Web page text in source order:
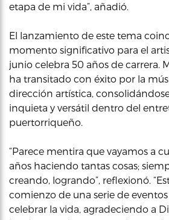
etapa de mi vida”, añadió.
El lanzamiento de este tema
momento significativo para el
junio celebra 50 años de carrera.
ha transitado con éxito por la
dirección artística,
inquieta y versátil dentro del
puertorriqueño.
“Parece mentira que vayamos a
años haciendo tantas cosas;
creando, logrando”, reflexionó.
comienzo de una serie de
celebrar la vida, agradeciendo a